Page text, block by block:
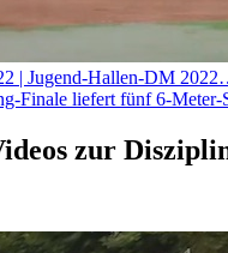
| Jugend-Hallen-DM
Finale liefert fünf 6-Meter-
zur